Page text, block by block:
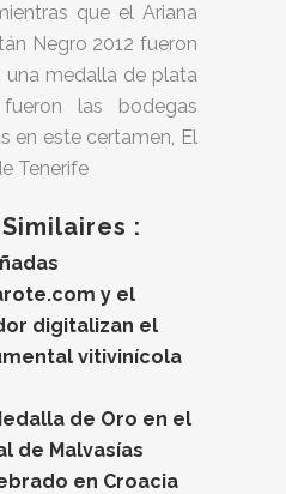
que el Ariana
Negro 2012 fueron
una medalla de plata
las bodegas
en este certamen, El
Tenerife
:
y el
digitalizan el
vitivinícola
de Oro en el
de Malvasías
en Croacia